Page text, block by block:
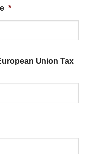
*
Union Tax